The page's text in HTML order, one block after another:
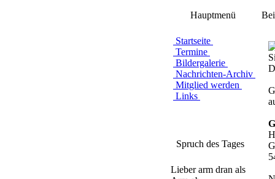
Hauptmenü
Startseite
Termine
Bildergalerie
Nachrichten-Archiv
Mitglied werden
Links
Spruch des Tages
Lieber arm dran als